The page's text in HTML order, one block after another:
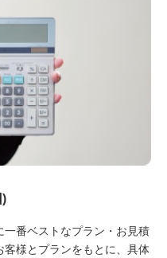
番ベストなプラン・お見積
客様とプランをもとに、具体